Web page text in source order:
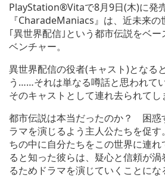
PlayStation®Vitaで8月9日(木)に発
『CharadeManiacs』は、近未来
｢異世界配信｣という都市伝説をベ
ベンチャー。
異世界配信の役者(キャスト)となる
う……それは単なる噂話と思われて
そのキャストとして連れ去られてし
都市伝説は本当だったのか？ 困惑
ラマを演じるよう主人公たちを促
ちの中に自分たちをこの世界に連
ると知った彼らは、疑心と信頼が
るためドラマを演じていくことにな